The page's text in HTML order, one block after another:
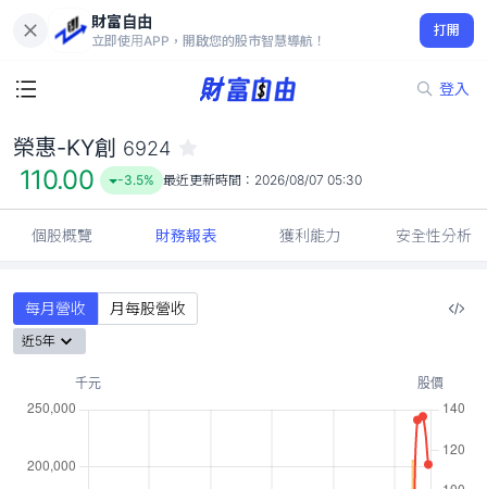
財富自由
立即使用APP，開啟您的股市智慧導航！
打開
登入
110.00
-3.5%
榮惠-KY創 6924
110.00 -3.5% 最近更新時間： 2026/08/07 05:30
個股概覽 財務報表 獲利能力 安全性分析
每月營收 月每股營收
近5年